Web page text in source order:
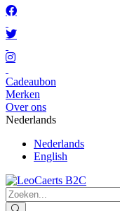
Cadeaubon
Merken
Over ons
Nederlands
Nederlands
English